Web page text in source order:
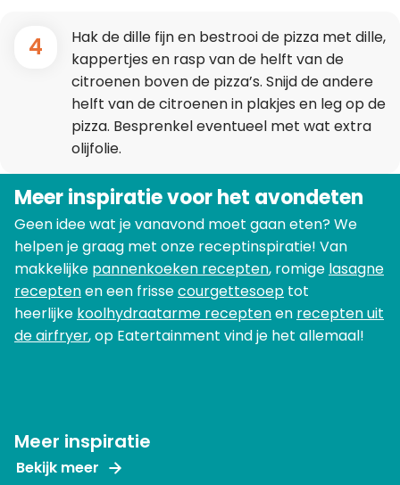
4
Hak de dille fijn en bestrooi de pizza met dille,
kappertjes en rasp van de helft van de
citroenen boven de pizza’s. Snijd de andere
helft van de citroenen in plakjes en leg op de
pizza. Besprenkel eventueel met wat extra
olijfolie.
Meer inspiratie voor het avondeten
Geen idee wat je vanavond moet gaan eten? We
helpen je graag met onze receptinspiratie! Van
makkelijke pannenkoeken recepten, romige lasagne
receptenen een frissecourgettesoep tot
heerlijke koolhydraatarme receptenen recepten uit
de airfryer, op Eatertainment vind je het allemaal!
Meer inspiratie
Bekijk meer